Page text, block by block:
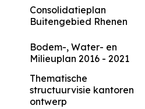
Consolidatieplan
Buitengebied Rhenen
Bodem-, Water- en
Milieuplan 2016 - 2021
Thematische
structuurvisie kantoren
ontwerp